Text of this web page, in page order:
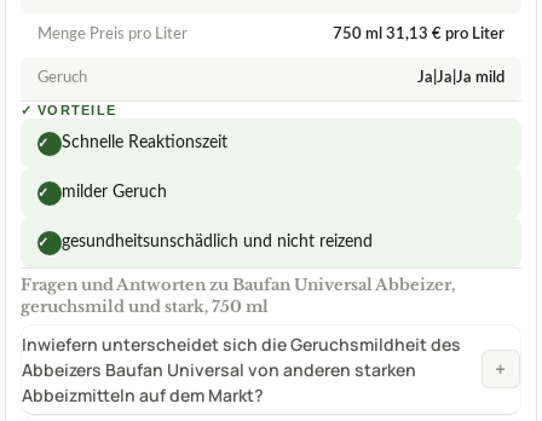
Menge Preis pro Liter 750 ml 31,13 € pro Liter
Geruch Ja|Ja|Ja mild
✓ VORTEILE
✓ Schnelle Reaktionszeit
✓ milder Geruch
✓ gesundheitsunschädlich und nicht reizend
Fragen und Antworten zu Baufan Universal Abbeizer,
geruchsmild und stark, 750 ml
Inwiefern unterscheidet sich die Geruchsmildheit des
Abbeizers Baufan Universal von anderen starken
Abbeizmitteln auf dem Markt?
+